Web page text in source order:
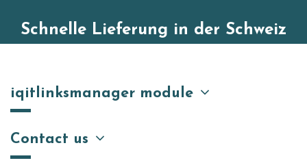
Schnelle Lieferung in der Schweiz
iqitlinksmanager module
Contact us